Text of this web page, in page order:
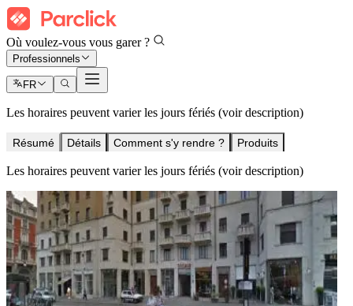
Où voulez-vous vous garer ?
Professionnels
FR
Les horaires peuvent varier les jours fériés (voir description)
Résumé Détails Comment s'y rendre ? Produits
Les horaires peuvent varier les jours fériés (voir description)